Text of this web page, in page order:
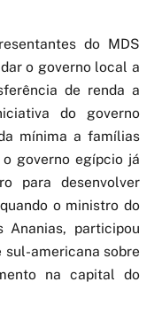
do MDS
o governo local a
de renda a
do governo
mínima a famílias
governo egípcio já
para desenvolver
o ministro do
Ananias, participou
americana sobre
na capital do